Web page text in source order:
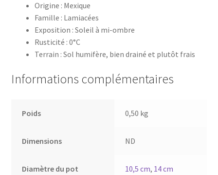
Origine : Mexique
Famille : Lamiacées
Exposition : Soleil à mi-ombre
Rusticité : 0°C
Terrain : Sol humifère, bien drainé et plutôt frais
Informations complémentaires
Poids 0,50 kg
Dimensions ND
Diamètre du pot 10,5 cm, 14 cm